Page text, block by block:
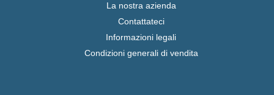
La nostra azienda
Contattateci
Informazioni legali
Condizioni generali di vendita